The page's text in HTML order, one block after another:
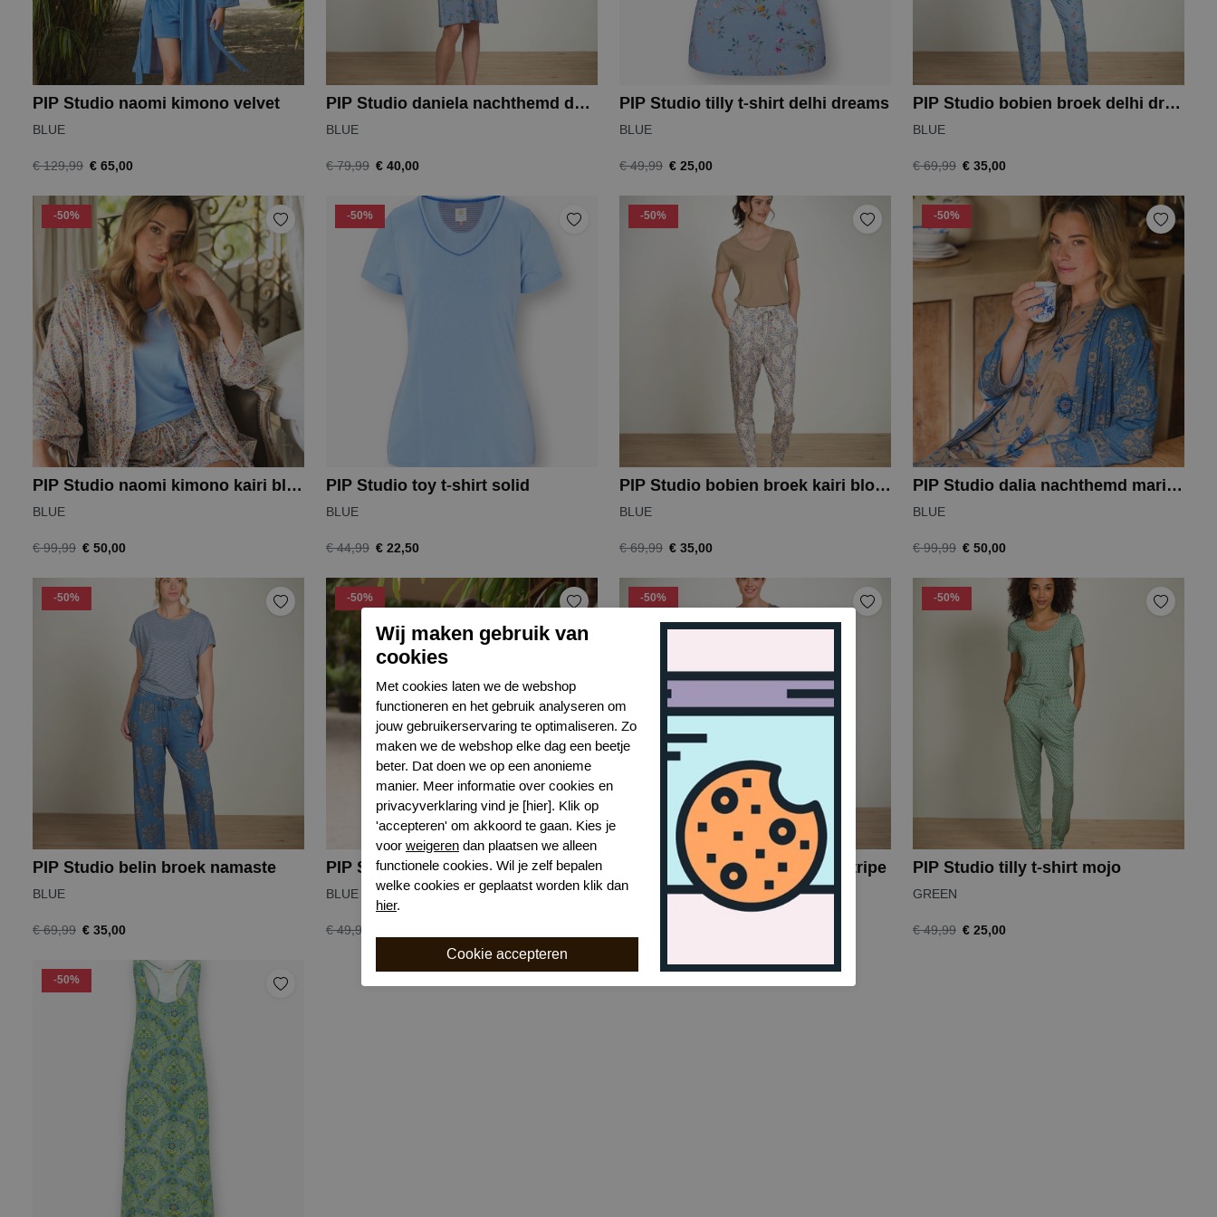
PIP Studio naomi kimono velvet
BLUE
€ 129,99 € 65,00
PIP Studio daniela nachthemd delhi dreams
BLUE
€ 79,99 € 40,00
PIP Studio tilly t-shirt delhi dreams
BLUE
€ 49,99 € 25,00
PIP Studio bobien broek delhi dreams
BLUE
€ 69,99 € 35,00
-50%
PIP Studio naomi kimono kairi bloom
BLUE
€ 99,99 € 50,00
-50%
PIP Studio toy t-shirt solid
BLUE
€ 44,99 € 22,50
-50%
PIP Studio bobien broek kairi bloom
BLUE
€ 69,99 € 35,00
-50%
PIP Studio dalia nachthemd marigold
BLUE
€ 99,99 € 50,00
-50%
PIP Studio belin broek namaste
BLUE
€ 69,99 € 35,00
-50%
PIP Studio tatum t-shirt little sumo stripe
BLUE
€ 49,99
-50%
PIP Studio trice t-shirt kente stripe
Blue
-50%
PIP Studio tilly t-shirt mojo
GREEN
€ 49,99 € 25,00
-50%
Wij maken gebruik van
cookies
Met cookies laten we de webshop
functioneren en het gebruik analyseren om
jouw gebruikerservaring te optimaliseren. Zo
maken we de webshop elke dag een beetje
beter. Dat doen we op een anonieme
manier. Meer informatie over cookies en
privacyverklaring vind je [hier]. Klik op
'accepteren' om akkoord te gaan. Kies je
voor weigeren dan plaatsen we alleen
functionele cookies. Wil je zelf bepalen
welke cookies er geplaatst worden klik dan
hier.